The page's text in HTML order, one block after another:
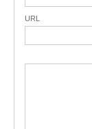
URL